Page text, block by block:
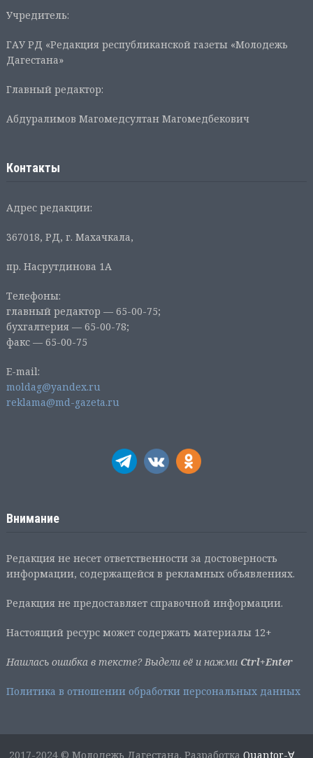
Учредитель:
ГАУ РД «Редакция республиканской газеты «Молодежь
Дагестана»
Главный редактор:
Абдуралимов Магомедсултан Магомедбекович
Контакты
Адрес редакции:
367018, РД, г. Махачкала,
пр. Насрутдинова 1А
Телефоны:
главный редактор — 65-00-75;
бухгалтерия — 65-00-78;
факс — 65-00-75
E-mail:
moldag@yandex.ru
reklama@md-gazeta.ru
Внимание
Редакция не несет ответственности за достоверность
информации, содержащейся в рекламных объявлениях.
Редакция не предоставляет справочной информации.
Настоящий ресурс может содержать материалы 12+
Нашлась ошибка в тексте? Выдели её и нажми Ctrl+Enter
Политика в отношении обработки персональных данных
2017-2024 © Молодежь Дагестана. РазработкаQuantor-∀